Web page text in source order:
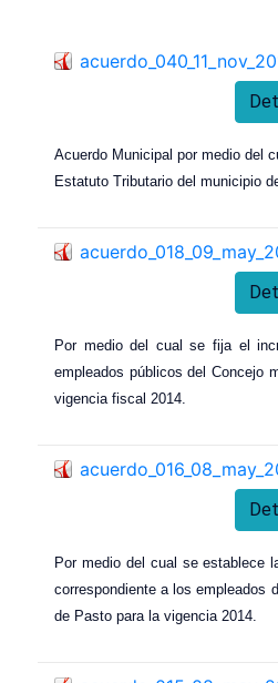
Acuerdo Municipal por medio del
Estatuto Tributario del municipio
Por medio del cual se fija el
empleados públicos del Concejo
vigencia fiscal 2014.
Por medio del cual se establece
correspondiente a los empleados
de Pasto para la vigencia 2014.